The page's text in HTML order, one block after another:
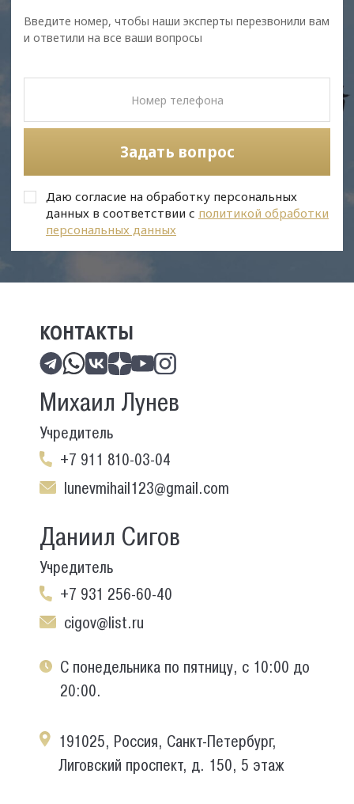
Введите номер, чтобы наши эксперты перезвонили вам
и ответили на все ваши вопросы
Задать вопрос
Даю согласие на обработку персональных
данных в соответствии с политикой обработки
персональных данных
КОНТАКТЫ
Михаил Лунев
Учредитель
+7 911 810-03-04
lunevmihail123@gmail.com
Даниил Сигов
Учредитель
+7 931 256-60-40
cigov@list.ru
С понедельника по пятницу, с 10:00 до
20:00.
191025, Россия, Санкт-Петербург,
Лиговский проспект, д. 150, 5 этаж